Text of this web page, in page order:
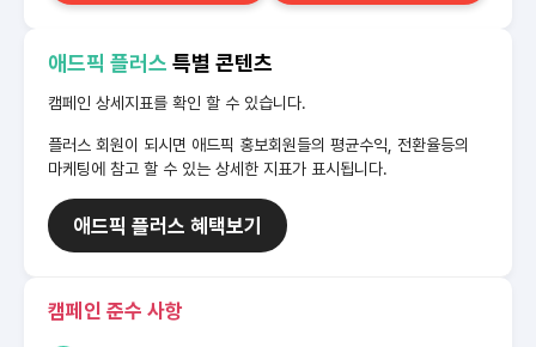
애드픽 플러스 특별 콘텐츠
캠페인 상세지표를 확인 할 수 있습니다.
플러스 회원이 되시면 애드픽 홍보회원들의 평균수익, 전환율등의
마케팅에 참고 할 수 있는 상세한 지표가 표시됩니다.
애드픽 플러스 혜택보기
캠페인 준수 사항